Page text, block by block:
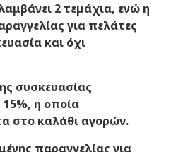
2 τεμάχια, ενώ η
για πελάτες
και όχι
συσκευασίας
η οποία
στο καλάθι αγορών.
παραγγελίας για